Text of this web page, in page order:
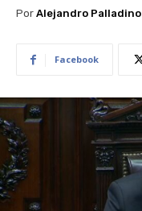
Por Alejandro Palladino
Facebook